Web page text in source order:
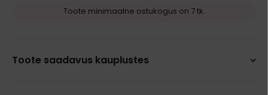
Toote minimaalne ostukogus on 7 tk.
Toote saadavus kauplustes